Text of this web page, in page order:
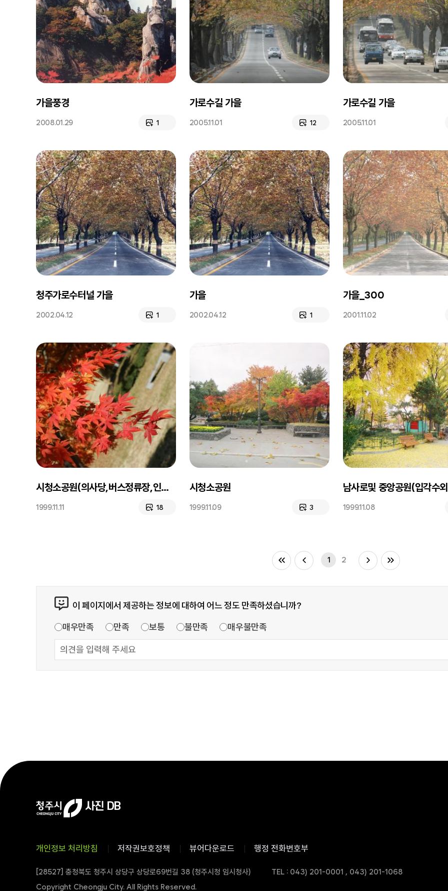
가을풍경
2008.01.29 1
가로수길 가을
2005.11.01 12
가로수길 가을
2005.11.01
청주가로수터널 가을
2002.04.12 1
가을
2002.04.12 1
가을_300
2001.11.02
시청소공원(의사당,버스정류장,인물사진)
1999.11.11 18
시청소공원
1999.11.09 3
남사로및 중앙공원(입각수외은행나무,
1999.11.08
1 2
이 페이지에서 제공하는 정보에 대하여 어느 정도 만족하셨습니까?
매우만족 만족 보통 불만족 매우불만족
개인정보 처리방침 저작권보호정책 뷰어다운로드 행정 전화번호부
[28527] 충청북도 청주시 상당구 상당로69번길 38 (청주시청 임시청사)
TEL : 043) 201-0001 , 043) 201-1068
Copyright Cheongju City. All Rights Reserved.